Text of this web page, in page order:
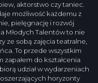
aktorstwo czy taniec.
możliwość każdemu z
pielęgnację i rozwój
Młodych Talentów to nie
ze sobą zajęcia teatralne,
To przede wszystkim
zapałem do kształcenia
udział w wydarzeniach
horyzonty